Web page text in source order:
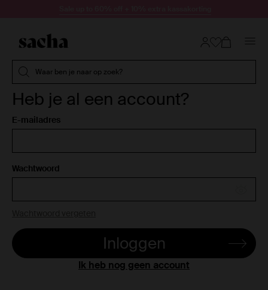
Waar ben je naar op zoek?
Heb je al een account?
E-mailadres
Wachtwoord
Ik heb nog geen account
Inloggen